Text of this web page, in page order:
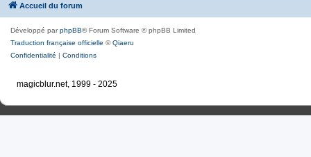
Accueil du forum
Développé parphpBB® Forum Software © phpBB Limited
Traduction française officielle ©Qiaeru
Confidentialité | Conditions
magicblur.net, 1999 - 2025